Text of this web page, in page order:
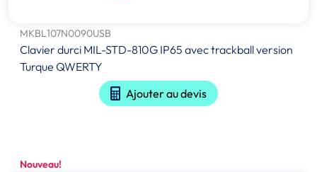
MKBL107N0090USB
Clavier durci MIL-STD-810G IP65 avec trackball version
Turque QWERTY
Ajouter au devis
Nouveau!